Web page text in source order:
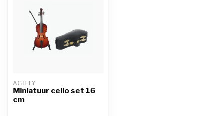
AGIFTY
Miniatuur cello set 16
cm